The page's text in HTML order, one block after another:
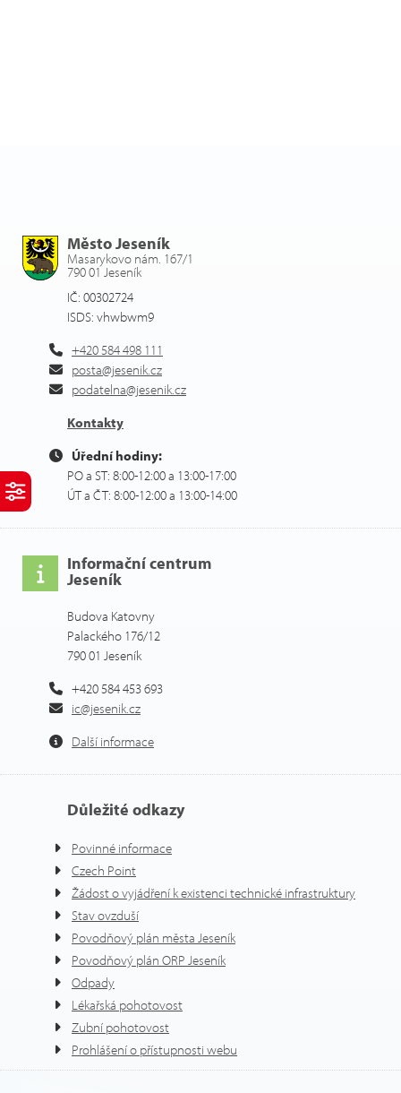
Město Jeseník
Masarykovo nám. 167/1
790 01 Jeseník
IČ: 00302724
ISDS: vhwbwm9
+420 584 498 111
posta@jesenik.cz
podatelna@jesenik.cz
Kontakty
Úřední hodiny:
PO a ST: 8:00-12:00 a 13:00-17:00
ÚT a ČT: 8:00-12:00 a 13:00-14:00
Informační centrum
Jeseník
Budova Katovny
Palackého 176/12
790 01 Jeseník
+420 584 453 693
ic@jesenik.cz
Další informace
Důležité odkazy
Povinné informace
Czech Point
Žádost o vyjádření k existenci technické infrastruktury
Stav ovzduší
Povodňový plán města Jeseník
Povodňový plán ORP Jeseník
Odpady
Lékařská pohotovost
Zubní pohotovost
Prohlášení o přístupnosti webu